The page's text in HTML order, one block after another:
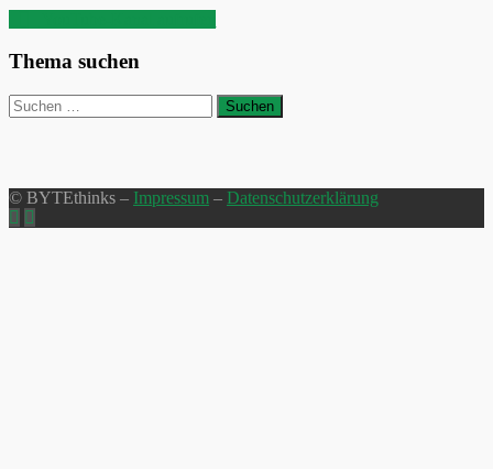
Thema suchen
Suchen
nach:
© BYTEthinks – Impressum – Datenschutzerklärung